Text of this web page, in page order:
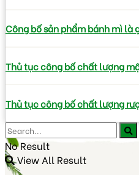
Công bố sản phẩm bánh mì là
Thủ tục công bố chất lượng
Thủ tục công bố chất lượng
No Result
View All Result